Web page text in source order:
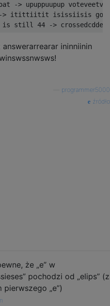
-> upuppuupup
itittiitit isissiisis
ininniinin
programmer5000
źródło
że „e” w
pochodzi od „elips” (z
„e”)